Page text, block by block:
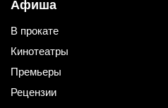
Афиша
В прокате
Кинотеатры
Премьеры
Рецензии